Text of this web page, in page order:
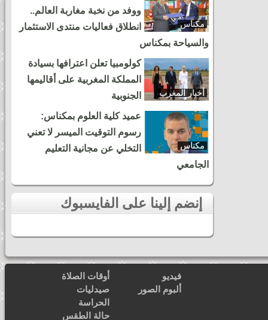
مكناس
ووفد من نخبة مغاربة العالم..
انطلاق فعاليات منتدى الاستثمار
والسياحة بمكناس
أخبار المغرب
كولومبيا تعلن اعترافها بسيادة
المملكة المغربية على أقاليمها
الجنوبية
مكناس
عميد كلية العلوم بمكناس:
رسوم التوقيت الميسر لا تعني
التخلي عن مجانية التعليم
الجامعي
فيديو
ألبوم الصور
أوقات الصلاة
صيدليات
الحراسة
حالة الطقس